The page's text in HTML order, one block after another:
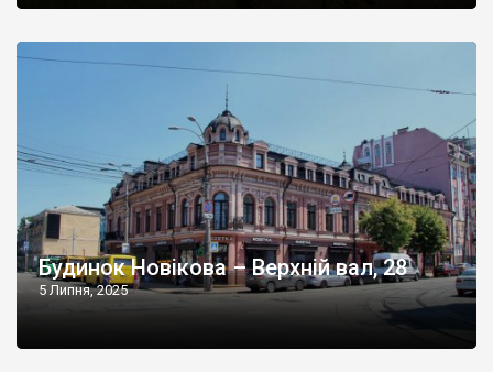
Будинок Новікова – Верхній вал, 28
5 Липня, 2025